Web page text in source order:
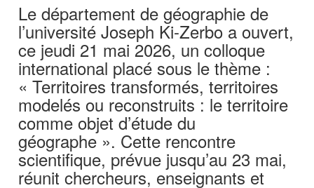
Le département de géographie de
l’université Joseph Ki-Zerbo a ouvert,
ce jeudi 21 mai 2026, un colloque
international placé sous le thème :
« Territoires transformés, territoires
modelés ou reconstruits : le territoire
comme objet d’étude du
géographe ». Cette rencontre
scientifique, prévue jusqu’au 23 mai,
réunit chercheurs, enseignants et